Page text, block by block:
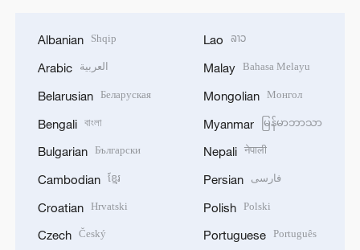
Albanian Shqip
Arabic العربية
Belarusian Беларуская
Bengali বাংলা
Bulgarian Български
Cambodian ខ្មែរ
Croatian Hrvatski
Czech Český
Lao ລາວ
Malay Bahasa Melayu
Mongolian Монгол
Myanmar မြန်မာဘာသာ
Nepali नेपाली
Persian فارسی
Polish Polski
Portuguese Português